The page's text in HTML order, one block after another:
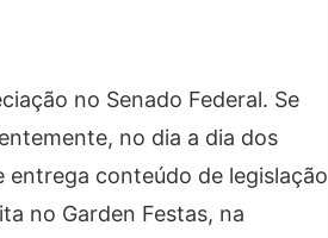
no Senado Federal. Se
no dia a dia dos
entrega conteúdo de legislação
no Garden Festas, na